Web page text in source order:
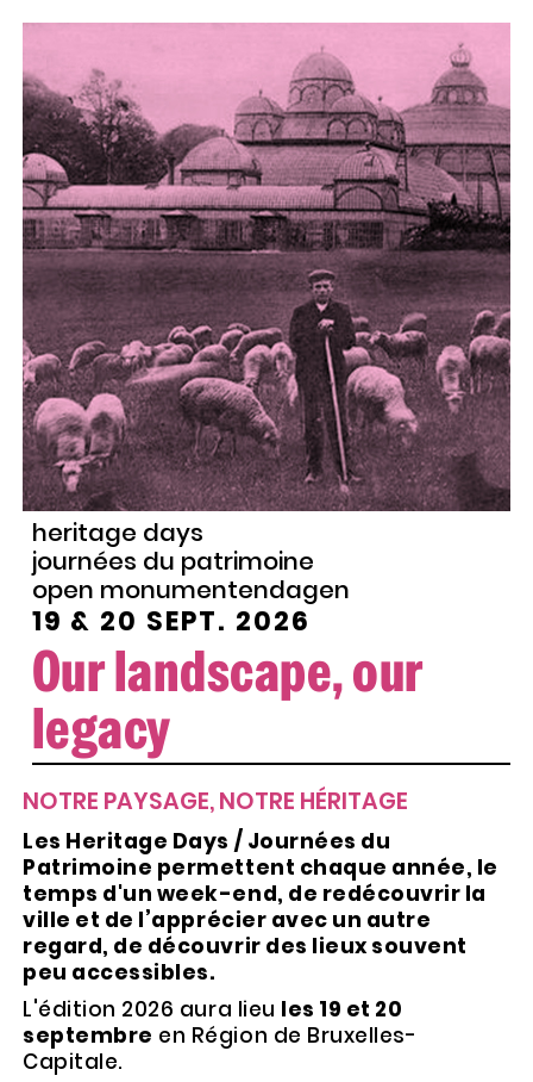
heritage days
journées du patrimoine
open monumentendagen
19 & 20 SEPT. 2026
Our landscape, our
legacy
NOTRE PAYSAGE, NOTRE HÉRITAGE
Les Heritage Days / Journées du
Patrimoine permettent chaque année, le
temps d'un week-end, de redécouvrir la
ville et de l’apprécier avec un autre
regard, de découvrir des lieux souvent
peu accessibles.
L'édition 2026 aura lieu les 19 et 20
septembre en Région de Bruxelles-
Capitale.